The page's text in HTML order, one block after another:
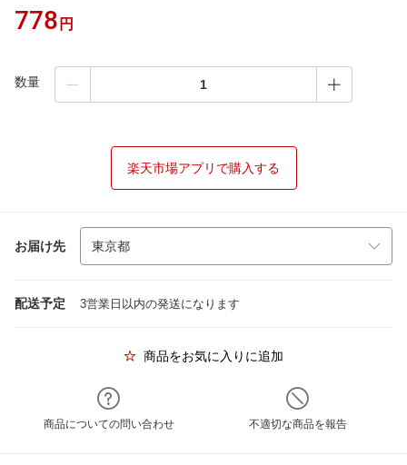
778 円
数量
楽天市場アプリで購入する
お届け先
配送予定 3営業日以内の発送になります
商品をお気に入りに追加
商品についての問い合わせ 不適切な商品を報告